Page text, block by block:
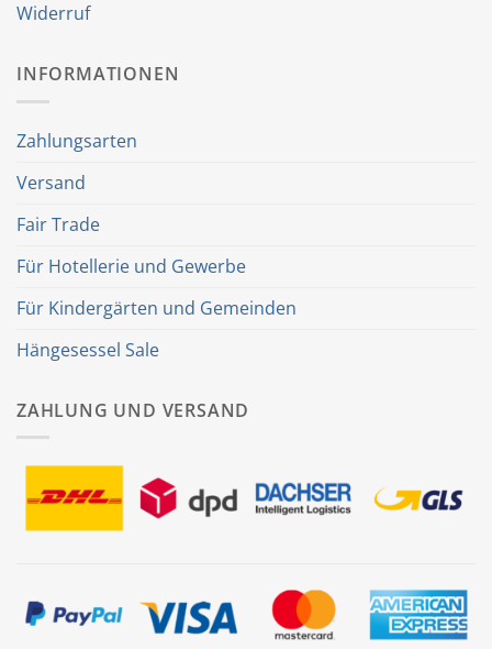
Widerruf
INFORMATIONEN
Zahlungsarten
Versand
Fair Trade
Für Hotellerie und Gewerbe
Für Kindergärten und Gemeinden
Hängesessel Sale
ZAHLUNG UND VERSAND